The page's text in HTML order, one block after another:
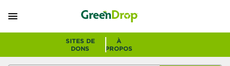
SITES DE
DONS
À
PROPOS